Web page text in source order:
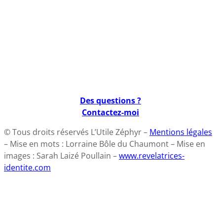
Des questions ?
Contactez-moi
© Tous droits réservés L’Utile Zéphyr – Mentions légales
– Mise en mots : Lorraine Bôle du Chaumont – Mise en
images : Sarah Laizé Poullain –www.revelatrices-
identite.com